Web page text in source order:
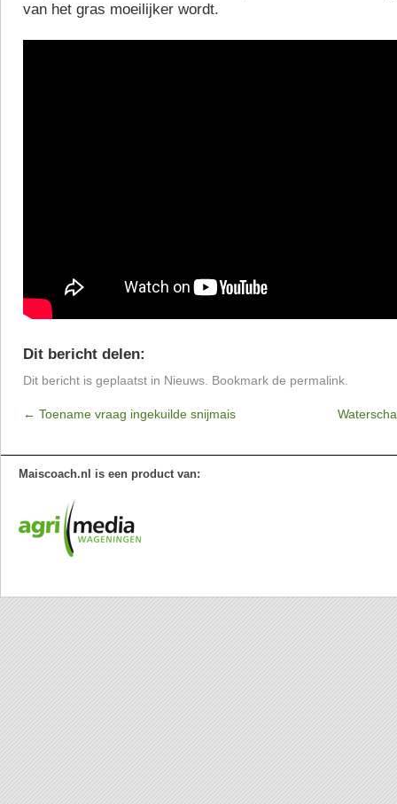
van het gras moeilijker wordt.
Dit bericht delen:
Dit bericht is geplaatst in Nieuws . Bookmark de permalink
← Toename vraag ingekuilde snijmais
Maiscoach.nl is een product van: